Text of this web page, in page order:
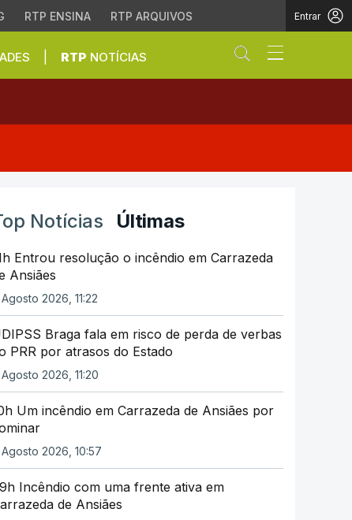
RTP ENSINA RTP ARQUIVOS Entrar
RTP NOTÍCIAS Abrir campo
com Paraguai
Notícias Últimas
Entrou resolução o incêndio em Carrazeda
Ansiães
2026, 11:22
Braga fala em risco de perda de verbas
PRR por atrasos do Estado
2026, 11:20
Um incêndio em Carrazeda de Ansiães por
2026, 10:57
Incêndio com uma frente ativa em
de Ansiães